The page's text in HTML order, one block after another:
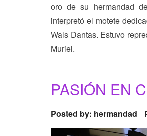
oro de su hermandad
interpretó el motete
Wals Dantas. Estuvo
Muriel.
PASIÓN EN
Posted by: hermandad